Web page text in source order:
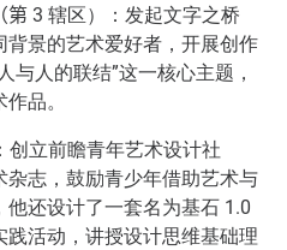
（第3 辖区）：发起文字之桥
景的艺术爱好者，开展创作
与人的联结”这一核心主题，
品。
创立前瞻青年艺术设计社
志，鼓励青少年借助艺术与
还设计了一套名为基石 1.0
活动，讲授设计思维基础理